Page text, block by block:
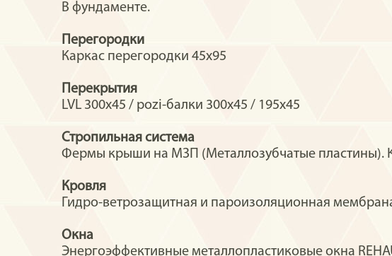
В фундаменте.
Перегородки
Каркас перегородки 45х95
Перекрытия
LVL 300x45 / pozi-балки 300х45 / 195х45
Стропильная система
Фермы крыши на МЗП (Металлозубчатые пластины).
Кровля
Гидро-ветрозащитная и пароизоляционная
Окна
Энергоэффективные металлопластиковые окна